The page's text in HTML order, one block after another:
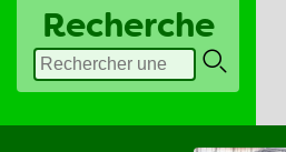
Recherche